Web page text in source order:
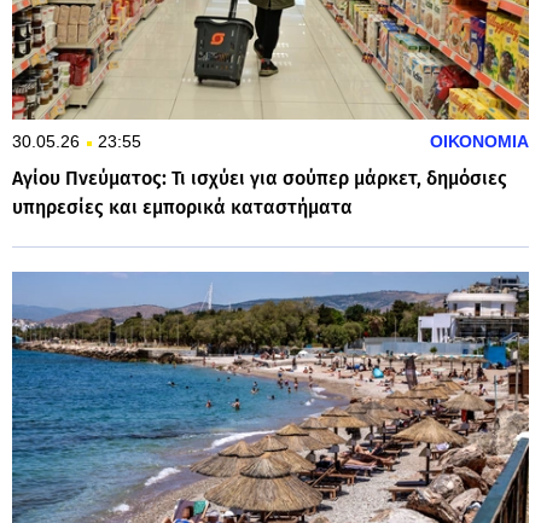
30.05.26 23:55 ΟΙΚΟΝΟΜΙΑ
Αγίου Πνεύματος: Τι ισχύει για σούπερ μάρκετ, δημόσιες
υπηρεσίες και εμπορικά καταστήματα